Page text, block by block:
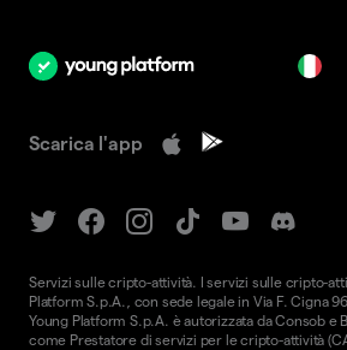
Scarica l'app
Servizi sulle cripto-attività. I servizi sulle cripto-
Platform S.p.A., con sede legale in Via F. Cigna
Young Platform S.p.A. è autorizzata da Consob e
come Prestatore di servizi per le cripto-attività